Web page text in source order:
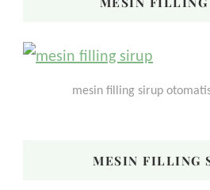
mesin filling sirup
MESIN FILLING